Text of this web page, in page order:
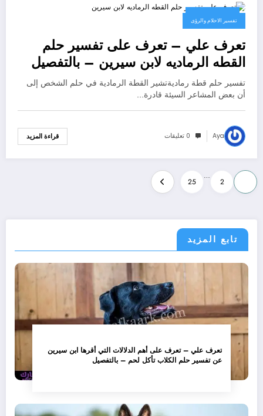
تفسير الاحلام والرؤى
تعرف علي – تعرف على تفسير حلم
القطه الرماديه لابن سيرين – بالتفصيل
تفسير حلم قطة رماديةتشير القطة الرمادية في حلم الشخص إلى
أن بعض المشاعر السيئة قادرة…
Aya 0 تعليقات قراءة المزيد
تعدد
صفحات
المقالات
2
…
25
تابع المزيد
تعرف علي – تعرف على أهم الدلالات التي أقرها ابن سيرين
عن تفسير حلم الكلاب تأكل لحم – بالتفصيل